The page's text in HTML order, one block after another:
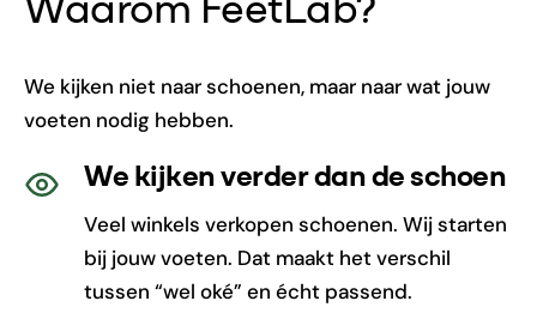
Waarom FeetLab?
We kijken niet naar schoenen, maar naar wat jouw
voeten nodig hebben.
We kijken verder dan de schoen
Veel winkels verkopen schoenen. Wij starten
bij jouw voeten. Dat maakt het verschil
tussen “wel oké” en écht passend.